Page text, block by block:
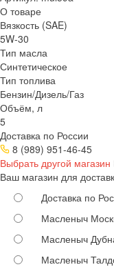
О товаре
Вязкость (SAE)
5W-30
Тип масла
Синтетическое
Тип топлива
Бензин/Дизель/Газ
Объём, л
5
Доставка по России
8 (989) 951-46-45
Выбрать другой магазин
Ваш магазин для
Доставка по
Масленыч
Масленыч
Масленыч